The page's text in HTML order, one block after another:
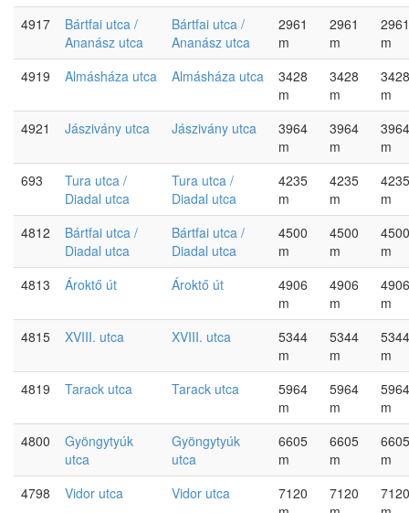
4917
Bártfai utca /
Ananász utca
Bártfai utca /
Ananász utca
2961
m
2961
m
2961
m
4919
Almásháza utca Almásháza utca
3428
m
3428
m
3428
m
4921
Jászivány utca Jászivány utca
3964
m
3964
m
3964
m
693
Tura utca /
Diadal utca
Tura utca /
Diadal utca
4235
m
4235
m
4235
m
4812
Bártfai utca /
Diadal utca
Bártfai utca /
Diadal utca
4500
m
4500
m
4500
m
4813
Ároktő út Ároktő út
4906
m
4906
m
4906
m
4815
XVIII. utca XVIII. utca
5344
m
5344
m
5344
m
4819
Tarack utca Tarack utca
5964
m
5964
m
5964
m
4800
Gyöngytyúk
utca
Gyöngytyúk
utca
6605
m
6605
m
6605
m
4798
Vidor utca Vidor utca
7120
7120
7120